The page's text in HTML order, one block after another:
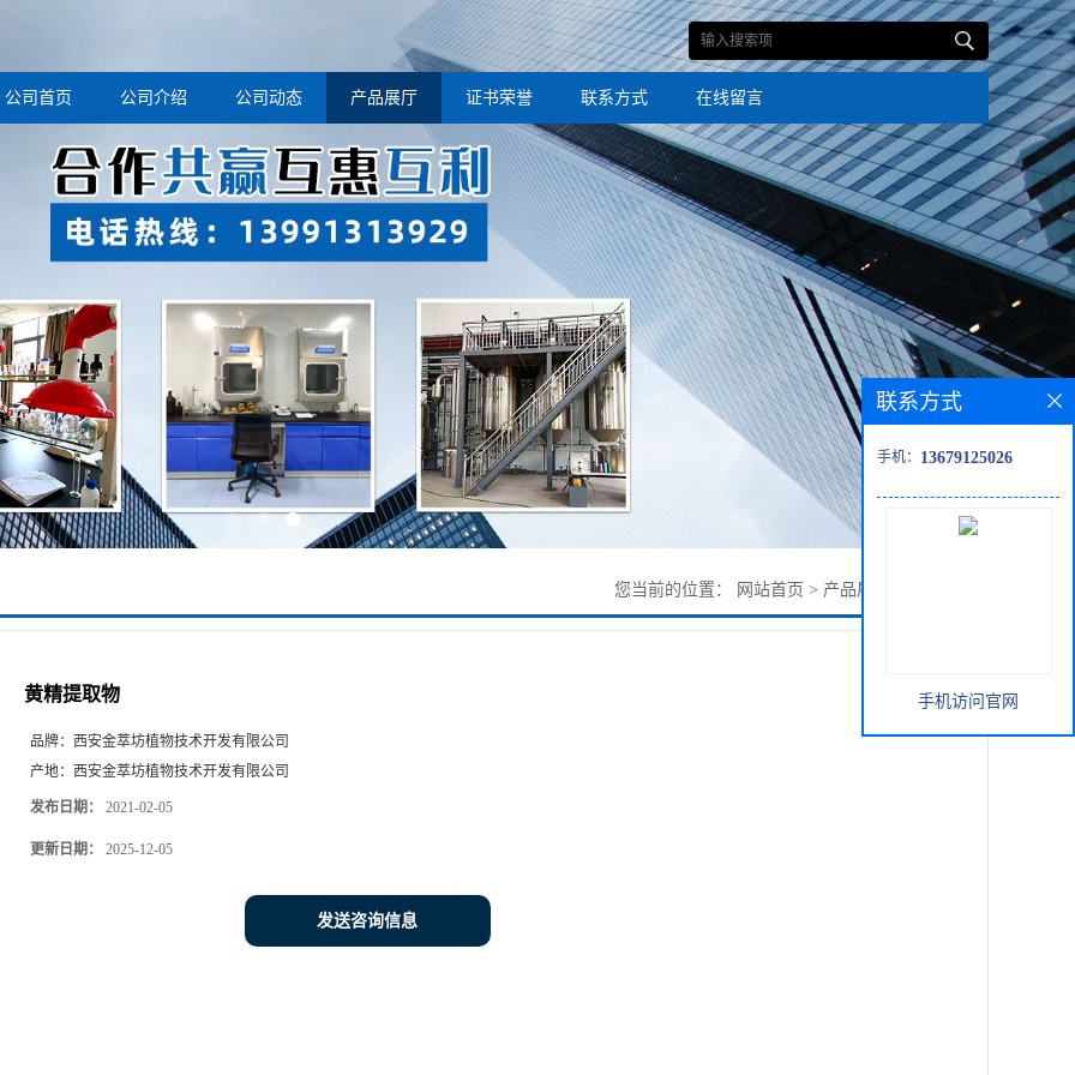
公司首页 公司介绍 公司动态 产品展厅 证书荣誉 联系方式 在线留言
您当前的位置： 网站首页 > 产品展厅
黄精提取物
品牌： 西安金萃坊植物技术开发有限公司
产地： 西安金萃坊植物技术开发有限公司
发布日期： 2021-02-05
更新日期： 2025-12-05
发送咨询信息
联系方式
手机： 13679125026
手机访问官网